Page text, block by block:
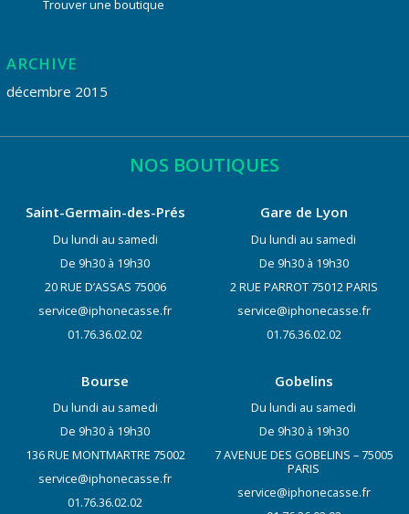
Trouver une boutique
ARCHIVE
décembre 2015
NOS BOUTIQUES
Saint-Germain-des-Prés
Du lundi au samedi
De 9h30 à 19h30
20 RUE D’ASSAS 75006
service@iphonecasse.fr
01.76.36.02.02
Gare de Lyon
Du lundi au samedi
De 9h30 à 19h30
2 RUE PARROT 75012 PARIS
service@iphonecasse.fr
01.76.36.02.02
Bourse
Du lundi au samedi
De 9h30 à 19h30
136 RUE MONTMARTRE 75002
service@iphonecasse.fr
01.76.36.02.02
Gobelins
Du lundi au samedi
De 9h30 à 19h30
7 AVENUE DES GOBELINS – 75005
PARIS
service@iphonecasse.fr